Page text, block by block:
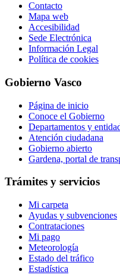
Contacto
Mapa web
Accesibilidad
Sede Electrónica
Información Legal
Política de cookies
Gobierno Vasco
Página de inicio
Conoce el Gobierno
Departamentos y
Atención ciudadana
Gobierno abierto
Gardena, portal de
Trámites y servicios
Mi carpeta
Ayudas y subvenciones
Contrataciones
Mi pago
Meteorología
Estado del tráfico
Estadística